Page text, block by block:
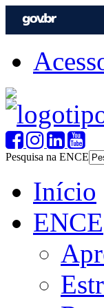
Pesquisa na ENCE
Início
ENCE